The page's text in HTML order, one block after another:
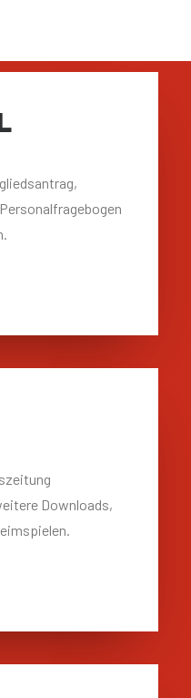
Downloads,